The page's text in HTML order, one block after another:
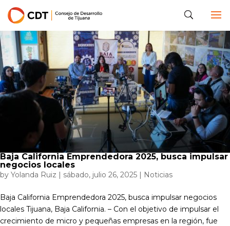
Baja California Emprendedora 2025, busca impulsar
negocios locales
by Yolanda Ruiz | sábado, julio 26, 2025 | Noticias
Baja California Emprendedora 2025, busca impulsar negocios
locales Tijuana, Baja California. – Con el objetivo de impulsar el
crecimiento de micro y pequeñas empresas en la región, fue